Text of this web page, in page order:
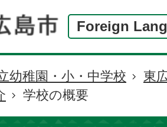
Foreign
幼稚園・小・中学校
東
学校の概要